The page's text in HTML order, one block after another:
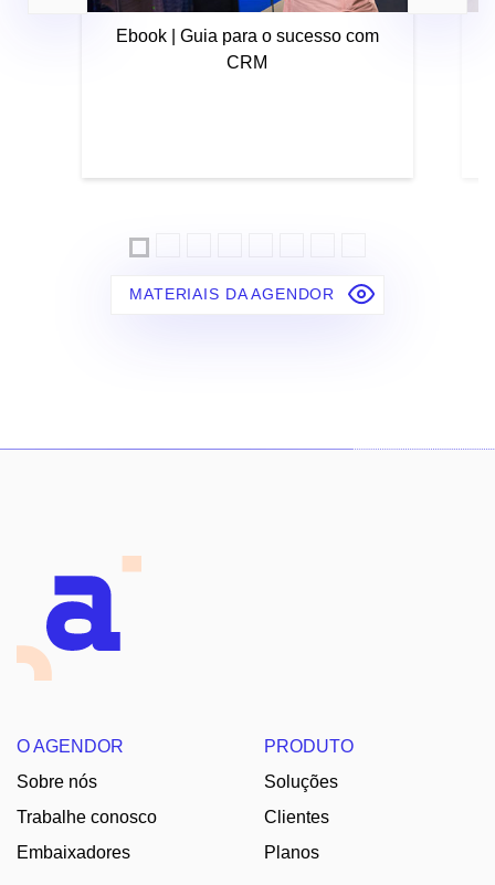
Ebook | Guia para o sucesso com
CRM
MATERIAIS DA AGENDOR
O AGENDOR
Sobre nós
Trabalhe conosco
Embaixadores
PRODUTO
Soluções
Clientes
Planos